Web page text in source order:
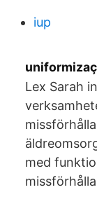
iup
Lex Sarah
med